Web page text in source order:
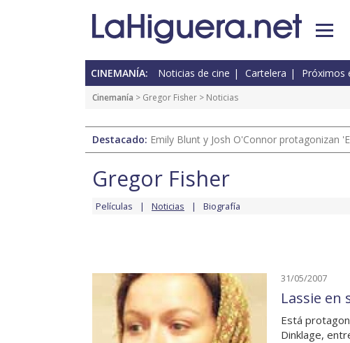
CINEMANÍA: Noticias de cine Cartelera Próximos
Cinemanía > Gregor Fisher > Noticias
Destacado: Emily Blunt y Josh O'Connor protagonizan
Gregor Fisher
Películas Noticias Biografía
31/05/2007
Lassie en
Está
Dinklage,